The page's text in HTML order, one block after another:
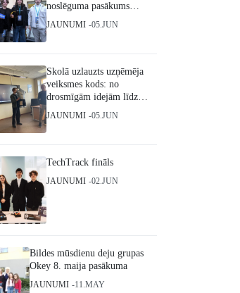
noslēguma pasākums
Helsinkos
JAUNUMI 05.JUN
Skolā uzlauzts uzņēmēja
veiksmes kods: no
drosmīgām idejām līdz
starptautiskiem triumfiem
JAUNUMI 05.JUN
TechTrack fināls
JAUNUMI 02.JUN
Bildes mūsdienu deju grupas
Okey 8. maija pasākuma
JAUNUMI 11.MAY